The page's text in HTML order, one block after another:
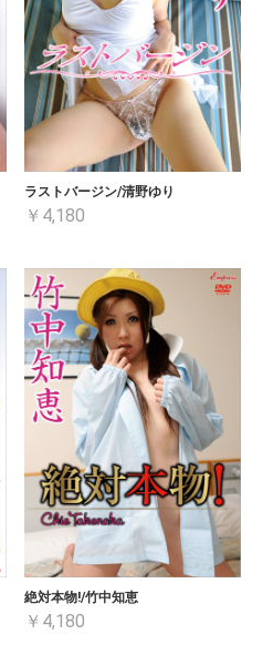
ラストバージン/清野ゆり
￥4,180
絶対本物!/竹中知恵
￥4,180